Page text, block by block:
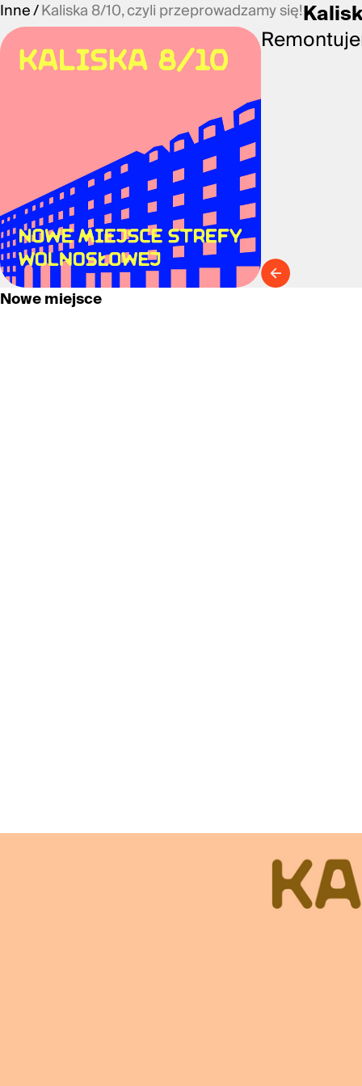
Inne Kaliska 8/10, czyli przeprowadzamy się!
Nowe miejsce